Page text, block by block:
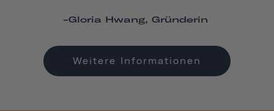
-Gloria Hwang, Gründerin
Weitere Informationen